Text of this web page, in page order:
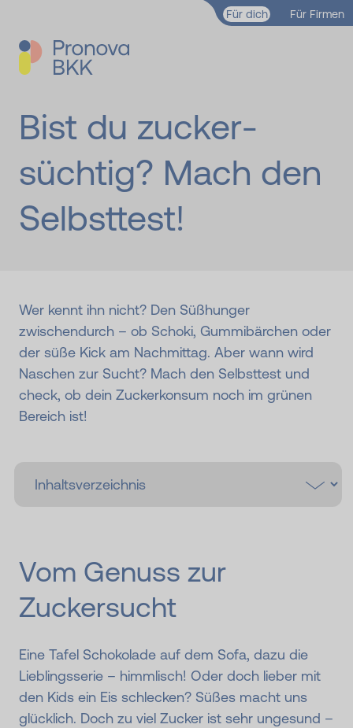
Zum Hauptinhalt springen
Für dich Für Firmen
Bist du zucker­
süchtig? Mach den
Selbsttest!
Wer kennt ihn nicht? Den Süßhunger
zwischendurch – ob Schoki, Gummibärchen oder
der süße Kick am Nachmittag. Aber wann wird
Naschen zur Sucht? Mach den Selbsttest und
check, ob dein Zuckerkonsum noch im grünen
Bereich ist!
Vom Genuss zur
Zuckersucht
Eine Tafel Schokolade auf dem Sofa, dazu die
Lieblingsserie – himmlisch! Oder doch lieber mit
den Kids ein Eis schlecken? Süßes macht uns
glücklich. Doch zu viel Zucker ist sehr ungesund –